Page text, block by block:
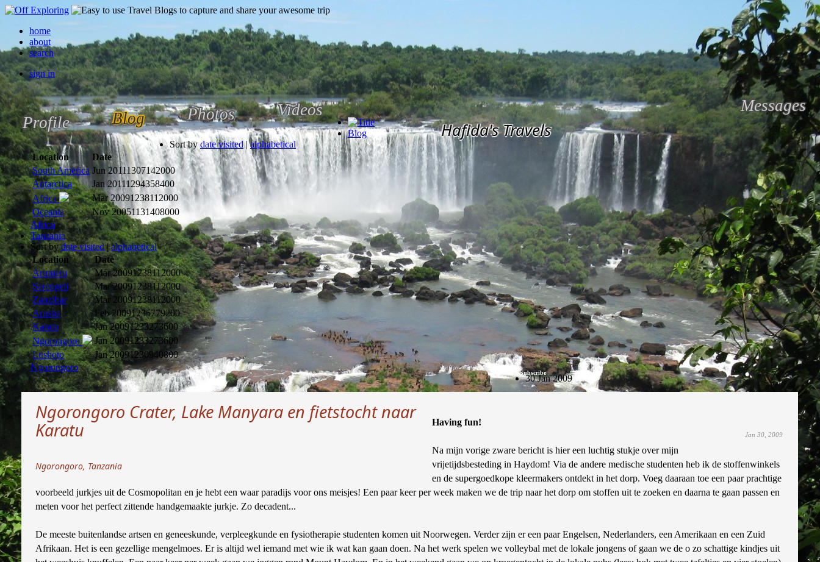
home
about
search
sign in
Profile Blog Photos Videos Messages
Subscribe
Hafida's Travels
Blog
Sort bydate visited | alphabetical
Location
Date
South America Jun 20111307142000
Antarctica
Jan 20111294358400
Africa
Mar 20091238112000
Oceania
Nov 20051131408000
Africa
Tanzania
Sort bydate visited | alphabetical
Location
Date
Arumeru
Mar 20091238112000
Serengeti
Mar 20091238112000
Zanzibar
Mar 20091238112000
Arusha
Feb 20091235779200
Karatu
Jan 20091233273600
Ngorongoro
Jan 20091233273600
Lushoto
Jan 20091230940800
Ngorongoro
30 Jan 2009
Ngorongoro Crater, Lake Manyara en fietstocht naar
Karatu
Ngorongoro, Tanzania
Jan 30, 2009
Having fun!
Na mijn vorige zware bericht is hier een luchtig stukje over mijn
vrijetijdsbesteding in Haydom! Via de andere medische studenten heb ik de stoffenwinkels
en de supergoedkope kleermakers ontdekt in het dorp. Voeg daaraan toe een paar prachtige
voorbeeld jurkjes uit de Cosmopolitan en je hebt een waar paradijs voor ons meisjes! Een paar keer per week maken we de trip naar het dorp om stoffen uit te zoeken en daarna te gaan passen en
meten voor het perfect zittende handgemaakte jurkje. Zo decadent...
De meeste buitenlandse artsen en geneeskunde, verpleegkunde en fysiotherapie studenten komen uit Noorwegen. Verder zijn er een paar Engelsen, Nederlanders, een Amerikaan en een Zuid
Afrikaan. Het is een gezellige mengelmoes. Er is altijd wel iemand met wie ik wat kan gaan doen. Na het werk spelen we volleybal met de lokale jongens of gaan we de o zo schattige kindjes uit